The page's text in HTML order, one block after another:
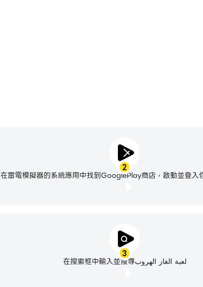
2
在雷電模擬器的系統應用中找到GooglePlay商店，啟動並登入
3
在搜索框中輸入並搜尋لعبة الغاز الهروب